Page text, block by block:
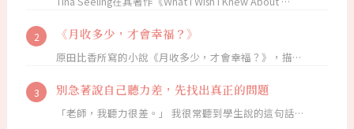
《月收多少，才會幸福？》
原田比香所寫的小說《月收多少，才會幸福？》，描…
別急著說自己聽力差，先找出真正的問題
「老師，我聽力很差。」 我很常聽到學生說的這句話…